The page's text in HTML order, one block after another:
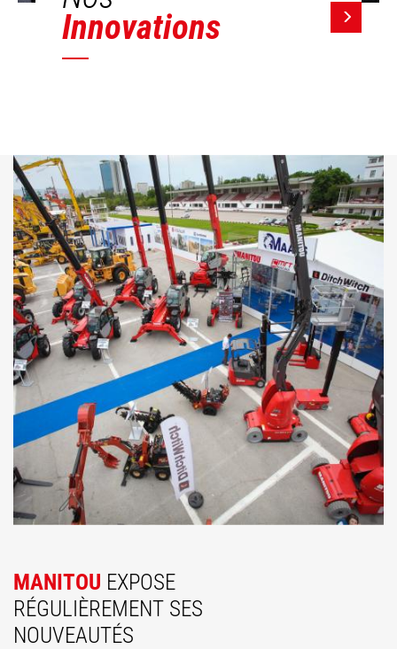
Innovations
MANITOU EXPOSE
RÉGULIÈREMENT SES
NOUVEAUTÉS